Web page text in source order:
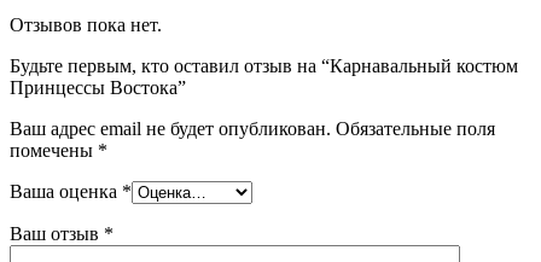
Отзывов пока нет.
Будьте первым, кто оставил отзыв на “Карнавальный костюм
Принцессы Востока”
Ваш адрес email не будет опубликован. Обязательные поля
помечены *
Ваша оценка *
Ваш отзыв *